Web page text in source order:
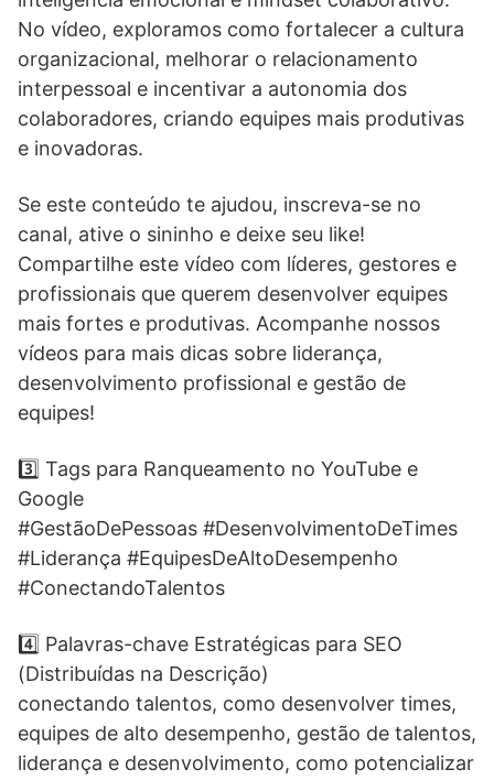
No vídeo, exploramos como fortalecer a cultura
organizacional, melhorar o relacionamento
interpessoal e incentivar a autonomia dos
colaboradores, criando equipes mais produtivas
e inovadoras.
Se este conteúdo te ajudou, inscreva-se no
canal, ative o sininho e deixe seu like!
Compartilhe este vídeo com líderes, gestores e
profissionais que querem desenvolver equipes
mais fortes e produtivas. Acompanhe nossos
vídeos para mais dicas sobre liderança,
desenvolvimento profissional e gestão de
equipes!
3️⃣ Tags para Ranqueamento no YouTube e
Google
#GestãoDePessoas #DesenvolvimentoDeTimes
#Liderança #EquipesDeAltoDesempenho
#ConectandoTalentos
4️⃣ Palavras-chave Estratégicas para SEO
(Distribuídas na Descrição)
conectando talentos, como desenvolver times,
equipes de alto desempenho, gestão de talentos,
liderança e desenvolvimento, como potencializar